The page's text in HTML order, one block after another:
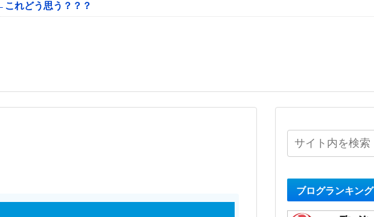
れどう思う？？？
ブログランキング